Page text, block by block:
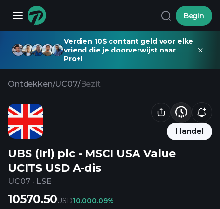
Begin
Verdien 10$ contant geld voor elke
vriend die je doorverwijst naar
Pro+!
Ontdekken/UC07/Bezit
Handel
UBS (Irl) plc - MSCI USA Value
UCITS USD A-dis
UC07 · LSE
10570.50USD10.000.09%